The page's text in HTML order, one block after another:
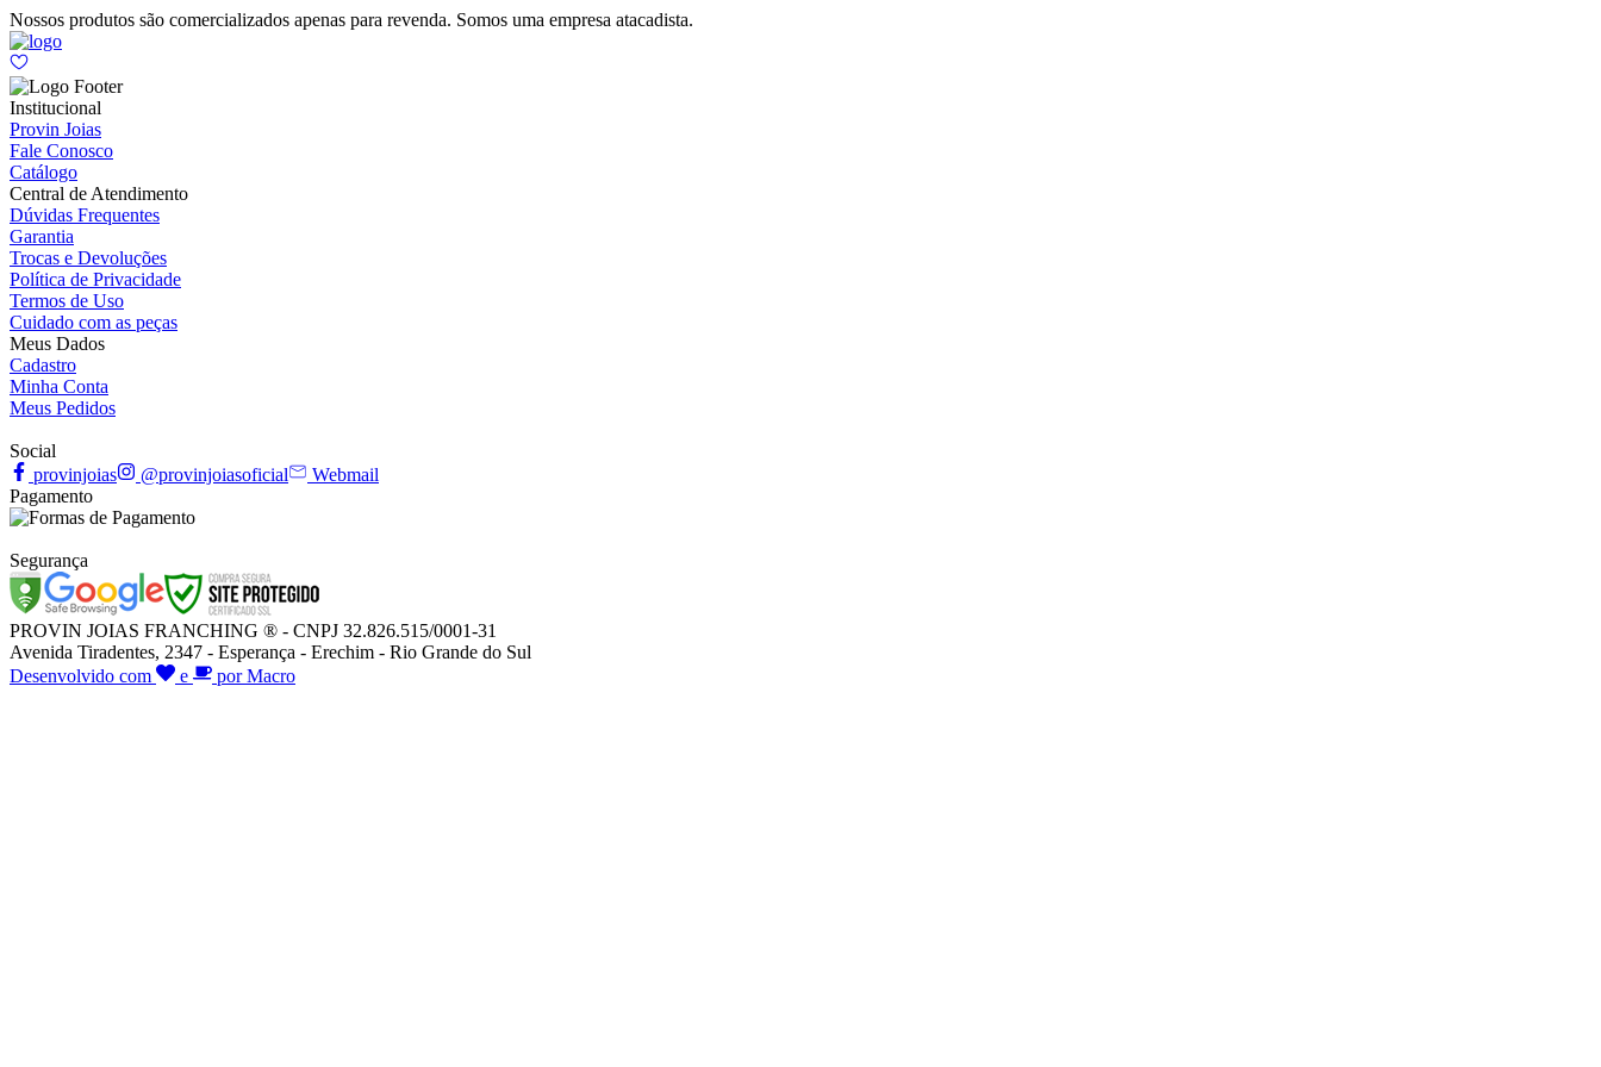
Nossos produtos são comercializados apenas para revenda. Somos uma empresa atacadista.
Institucional
Provin Joias
Fale Conosco
Catálogo
Central de Atendimento
Dúvidas Frequentes
Garantia
Trocas e Devoluções
Política de Privacidade
Termos de Uso
Cuidado com as peças
Meus Dados
Cadastro
Minha Conta
Meus Pedidos
Social
provinjoias
@provinjoiasoficial
Webmail
Pagamento
Segurança
PROVIN JOIAS FRANCHING ® - CNPJ 32.826.515/0001-31
Avenida Tiradentes, 2347 - Esperança - Erechim - Rio Grande do Sul
Desenvolvido com
e por Macro